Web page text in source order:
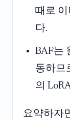
때로 이
다.
BAF는
동하므
의
요약하자